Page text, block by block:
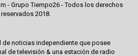
- Grupo Tiempo26 - Todos los derechos
reservados 2018.
de noticias independiente que posee
de televisión & una estación de radio